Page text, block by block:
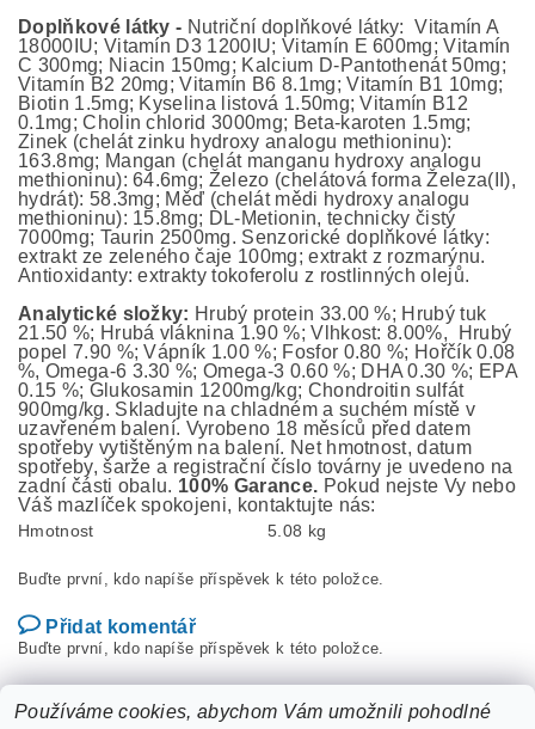
Doplňkové látky - Nutriční doplňkové látky: Vitamín A
18000IU; Vitamín D3 1200IU; Vitamín E 600mg; Vitamín
C 300mg; Niacin 150mg; Kalcium D-Pantothenát 50mg;
Vitamín B2 20mg; Vitamín B6 8.1mg; Vitamín B1 10mg;
Biotin 1.5mg; Kyselina listová 1.50mg; Vitamín B12
0.1mg; Cholin chlorid 3000mg; Beta-karoten 1.5mg;
Zinek (chelát zinku hydroxy analogu methioninu):
163.8mg; Mangan (chelát manganu hydroxy analogu
methioninu): 64.6mg; Železo (chelátová forma Železa(II),
hydrát): 58.3mg; Měď (chelát mědi hydroxy analogu
methioninu): 15.8mg; DL-Metionin, technicky čistý
7000mg; Taurin 2500mg. Senzorické doplňkové látky:
extrakt ze zeleného čaje 100mg; extrakt z rozmarýnu.
Antioxidanty: extrakty tokoferolu z rostlinných olejů.
Analytické složky: Hrubý protein 33.00 %; Hrubý tuk
21.50 %; Hrubá vláknina 1.90 %; Vlhkost: 8.00%, Hrubý
popel 7.90 %; Vápník 1.00 %; Fosfor 0.80 %; Hořčík 0.08
%, Omega-6 3.30 %; Omega-3 0.60 %; DHA 0.30 %; EPA
0.15 %; Glukosamin 1200mg/kg; Chondroitin sulfát
900mg/kg. Skladujte na chladném a suchém místě v
uzavřeném balení. Vyrobeno 18 měsíců před datem
spotřeby vytištěným na balení. Net hmotnost, datum
spotřeby, šarže a registrační číslo továrny je uvedeno na
zadní části obalu. 100% Garance. Pokud nejste Vy nebo
Váš mazlíček spokojeni, kontaktujte nás:
Hmotnost 5.08 kg
Buďte první, kdo napíše příspěvek k této položce.
Přidat komentář
Buďte první, kdo napíše příspěvek k této položce.
Používáme cookies, abychom Vám umožnili pohodlné